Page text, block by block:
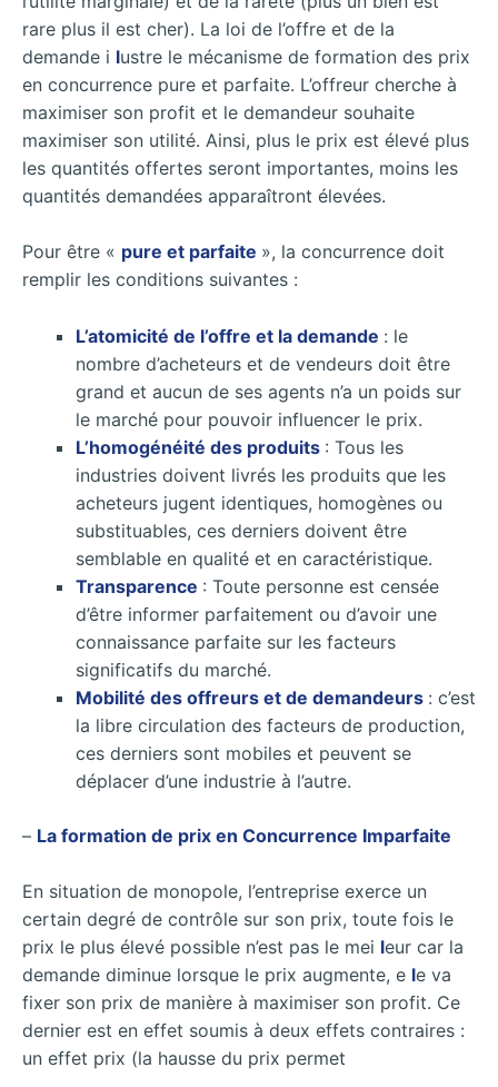
rare plus il est cher). La loi de l’offre et de la
demande i lustre le mécanisme de formation des prix
en concurrence pure et parfaite. L’offreur cherche à
maximiser son profit et le demandeur souhaite
maximiser son utilité. Ainsi, plus le prix est élevé plus
les quantités offertes seront importantes, moins les
quantités demandées apparaîtront élevées.
Pour être « pure et parfaite », la concurrence doit
remplir les conditions suivantes :
L’atomicité de l’offre et la demande : le
nombre d’acheteurs et de vendeurs doit être
grand et aucun de ses agents n’a un poids sur
le marché pour pouvoir influencer le prix.
L’homogénéité des produits : Tous les
industries doivent livrés les produits que les
acheteurs jugent identiques, homogènes ou
substituables, ces derniers doivent être
semblable en qualité et en caractéristique.
Transparence : Toute personne est censée
d’être informer parfaitement ou d’avoir une
connaissance parfaite sur les facteurs
significatifs du marché.
Mobilité des offreurs et de demandeurs : c’est
la libre circulation des facteurs de production,
ces derniers sont mobiles et peuvent se
déplacer d’une industrie à l’autre.
– La formation de prix en Concurrence Imparfaite
En situation de monopole, l’entreprise exerce un
certain degré de contrôle sur son prix, toute fois le
prix le plus élevé possible n’est pas le mei leur car la
demande diminue lorsque le prix augmente, e le va
fixer son prix de manière à maximiser son profit. Ce
dernier est en effet soumis à deux effets contraires :
un effet prix (la hausse du prix permet